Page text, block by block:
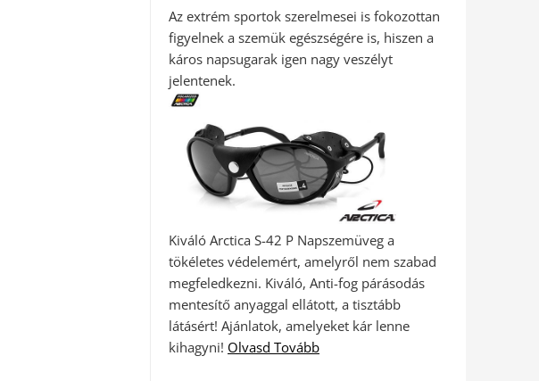
Az extrém sportok szerelmesei is fokozottan
figyelnek a szemük egészségére is, hiszen a
káros napsugarak igen nagy veszélyt
jelentenek.
Kiváló Arctica S-42 P Napszemüveg a
tökéletes védelemért, amelyről nem szabad
megfeledkezni. Kiváló, Anti-fog párásodás
mentesítő anyaggal ellátott, a tisztább
látásért! Ajánlatok, amelyeket kár lenne
kihagyni! Olvasd Tovább